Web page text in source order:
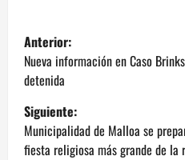
N
a
v
e
Anterior:
Nueva información en Caso
detenida
Siguiente:
Municipalidad de Malloa se
fiesta religiosa más grande de la